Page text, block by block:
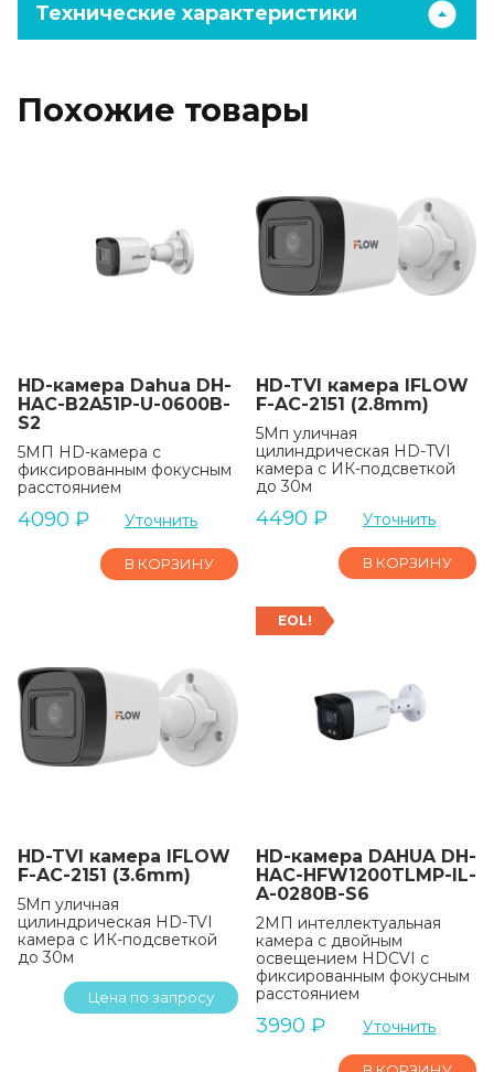
Технические характеристики
Похожие товары
HD-камера Dahua DH-
HAC-B2A51P-U-0600B-
S2
5МП HD-камера с
фиксированным фокусным
расстоянием
4090 ₽ Уточнить
В КОРЗИНУ
HD-TVI камера IFLOW
F-AC-2151 (2.8mm)
5Мп уличная
цилиндрическая HD-TVI
камера с ИК-подсветкой
до 30м
4490 ₽ Уточнить
В КОРЗИНУ
HD-TVI камера IFLOW
F-AC-2151 (3.6mm)
5Мп уличная
цилиндрическая HD-TVI
камера с ИК-подсветкой
до 30м
Цена по запросу
EOL!
HD-камера DAHUA DH-
HAC-HFW1200TLMP-IL-
A-0280B-S6
2МП интеллектуальная
камера с двойным
освещением HDCVI с
фиксированным фокусным
расстоянием
3990 ₽ Уточнить